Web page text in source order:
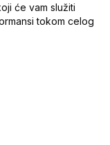
će vam služiti
tokom celog